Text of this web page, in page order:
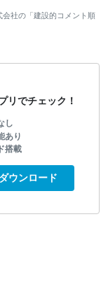
社の「建設的コメント順
リでチェック！
し
あり
搭載
ウンロード